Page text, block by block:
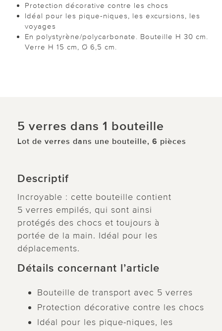
Protection décorative contre les chocs
Idéal pour les pique-niques, les excursions, les
voyages
En polystyrène/polycarbonate. Bouteille H 30 cm.
Verre H 15 cm, Ø 6,5 cm.
5 verres dans 1 bouteille
Lot de verres dans une bouteille, 6 pièces
Descriptif
Incroyable : cette bouteille contient
5 verres empilés, qui sont ainsi
protégés des chocs et toujours à
portée de la main. Idéal pour les
déplacements.
Détails concernant l’article
Bouteille de transport avec 5 verres
Protection décorative contre les chocs
Idéal pour les pique-niques, les